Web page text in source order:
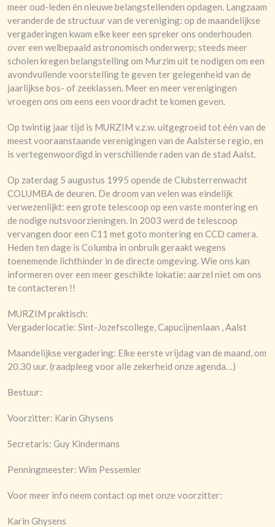
meer oud-leden én nieuwe belangstellenden opdagen. Langzaam
veranderde de structuur van de vereniging: op de maandelijkse
vergaderingen kwam elke keer een spreker ons onderhouden
over een welbepaald astronomisch onderwerp; steeds meer
scholen kregen belangstelling om Murzim uit te nodigen om een
avondvullende voorstelling te geven ter gelegenheid van de
jaarlijkse bos- of zeeklassen. Meer en meer verenigingen
vroegen ons om eens een voordracht te komen geven.
Op twintig jaar tijd is MURZIM v.z.w. uitgegroeid tot één van de
meest vooraanstaande verenigingen van de Aalsterse regio, en
is vertegenwoordigd in verschillende raden van de stad Aalst.
Op zaterdag 5 augustus 1995 opende de Clubsterrenwacht
COLUMBA de deuren. De droom van velen was eindelijk
verwezenlijkt: een grote telescoop op een vaste montering en
de nodige nutsvoorzieningen. In 2003 werd de telescoop
vervangen door een C11 met goto montering en CCD camera.
Heden ten dage is Columba in onbruik geraakt wegens
toenemende lichthinder in de directe omgeving. Wie ons kan
informeren over een meer geschikte lokatie: aarzel niet om ons
te contacteren !!
MURZIM praktisch:
Vergaderlocatie: Sint-Jozefscollege, Capucijnenlaan , Aalst
Maandelijkse vergadering: Elke eerste vrijdag van de maand, om
20.30 uur. (raadpleeg voor alle zekerheid onze agenda…)
Bestuur:
Voorzitter: Karin Ghysens
Secretaris: Guy Kindermans
Penningmeester: Wim Pessemier
Voor meer info neem contact op met onze voorzitter:
Karin Ghysens